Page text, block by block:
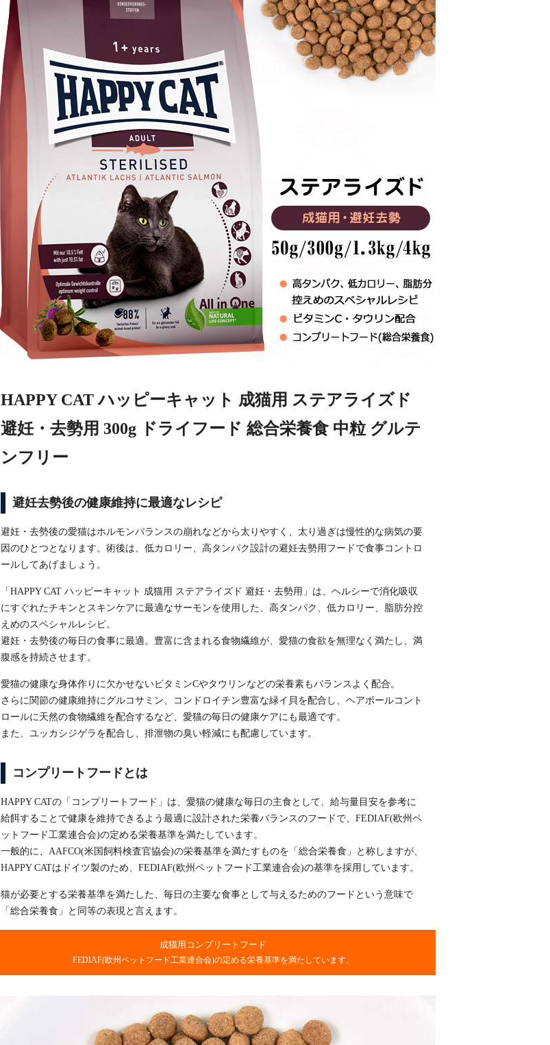
HAPPY CAT ハッピーキャット 成猫用 ステアライズド
避妊・去勢用 300g ドライフード 総合栄養食 中粒 グルテ
ンフリー
避妊去勢後の健康維持に最適なレシピ
避妊・去勢後の愛猫はホルモンバランスの崩れなどから太りやすく、太り過ぎは慢性的な病気の要
因のひとつとなります。術後は、低カロリー、高タンパク設計の避妊去勢用フードで食事コントロ
ールしてあげましょう。
「HAPPY CAT ハッピーキャット 成猫用 ステアライズド 避妊・去勢用」は、ヘルシーで消化吸収
にすぐれたチキンとスキンケアに最適なサーモンを使用した、高タンパク、低カロリー、脂肪分控
えめのスペシャルレシピ。
避妊・去勢後の毎日の食事に最適。豊富に含まれる食物繊維が、愛猫の食欲を無理なく満たし、満
腹感を持続させます。
愛猫の健康な身体作りに欠かせないビタミンCやタウリンなどの栄養素もバランスよく配合。
さらに関節の健康維持にグルコサミン、コンドロイチン豊富な緑イ貝を配合し、ヘアボールコント
ロールに天然の食物繊維を配合するなど、愛猫の毎日の健康ケアにも最適です。
また、ユッカシジゲラを配合し、排泄物の臭い軽減にも配慮しています。
コンプリートフードとは
HAPPY CATの「コンプリートフード」は、愛猫の健康な毎日の主食として、給与量目安を参考に
給餌することで健康を維持できるよう最適に設計された栄養バランスのフードで、FEDIAF(欧州ペ
ットフード工業連合会)の定める栄養基準を満たしています。
一般的に、AAFCO(米国飼料検査官協会)の栄養基準を満たすものを「総合栄養食」と称しますが、
HAPPY CATはドイツ製のため、FEDIAF(欧州ペットフード工業連合会)の基準を採用しています。
猫が必要とする栄養基準を満たした、毎日の主要な食事として与えるためのフードという意味で
「総合栄養食」と同等の表現と言えます。
成猫用コンプリートフード
FEDIAF(欧州ペットフード工業連合会)の定める栄養基準を満たしています。